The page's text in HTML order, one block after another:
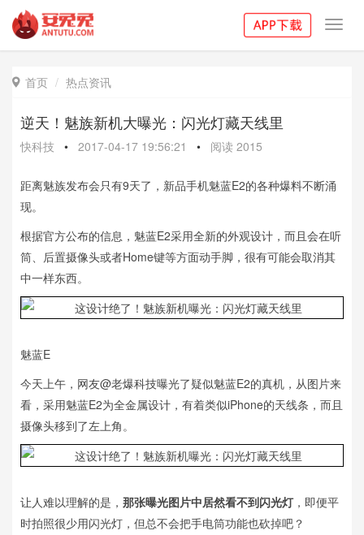
 首页 热点资讯
逆天！魅族新机大曝光：闪光灯藏天线里
快科技 • 2017-04-17 19:56:21 • 阅读 2015
距离魅族发布会只有9天了，新品手机魅蓝E2的各种爆料不断涌
现。
根据官方公布的信息，魅蓝E2采用全新的外观设计，而且会在听
筒、后置摄像头或者Home键等方面动手脚，很有可能会取消其
中一样东西。
魅蓝E
今天上午，网友@老爆科技曝光了疑似魅蓝E2的真机，从图片来
看，采用魅蓝E2为全金属设计，有着类似iPhone的天线条，而且
摄像头移到了左上角。
让人难以理解的是， 那张曝光图片中居然看不到闪光灯，即便平
时拍照很少用闪光灯，但总不会把手电筒功能也砍掉吧？